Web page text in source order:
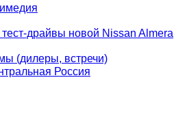
драйвы новой Nissan Almera
(дилеры, встречи)
Россия